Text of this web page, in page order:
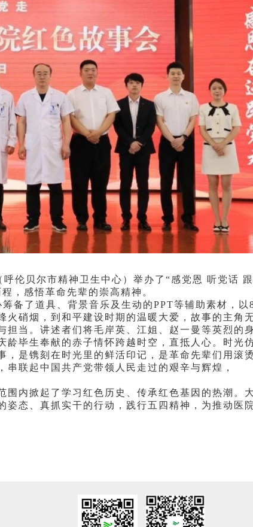
贝尔市精神卫生中心）举办了“感党恩 听党话 跟
，感悟革命先辈的崇高精神。
了道具、背景音乐及生动的PPT等辅助素材，以
硝烟，到和平建设时期的温暖大爱，故事的主角
担当。讲述者们将毛岸英、江姐、赵一曼等英烈的
龄毕生奉献的赤子情怀跨越时空，直抵人心。时光
，是镌刻在时光里的鲜活印记，是革命先辈们用滚
联起中国共产党带领人民走过的艰辛与辉煌，
内掀起了学习红色历史、传承红色基因的热潮。
姿态、真抓实干的行动，践行五四精神，为推动医